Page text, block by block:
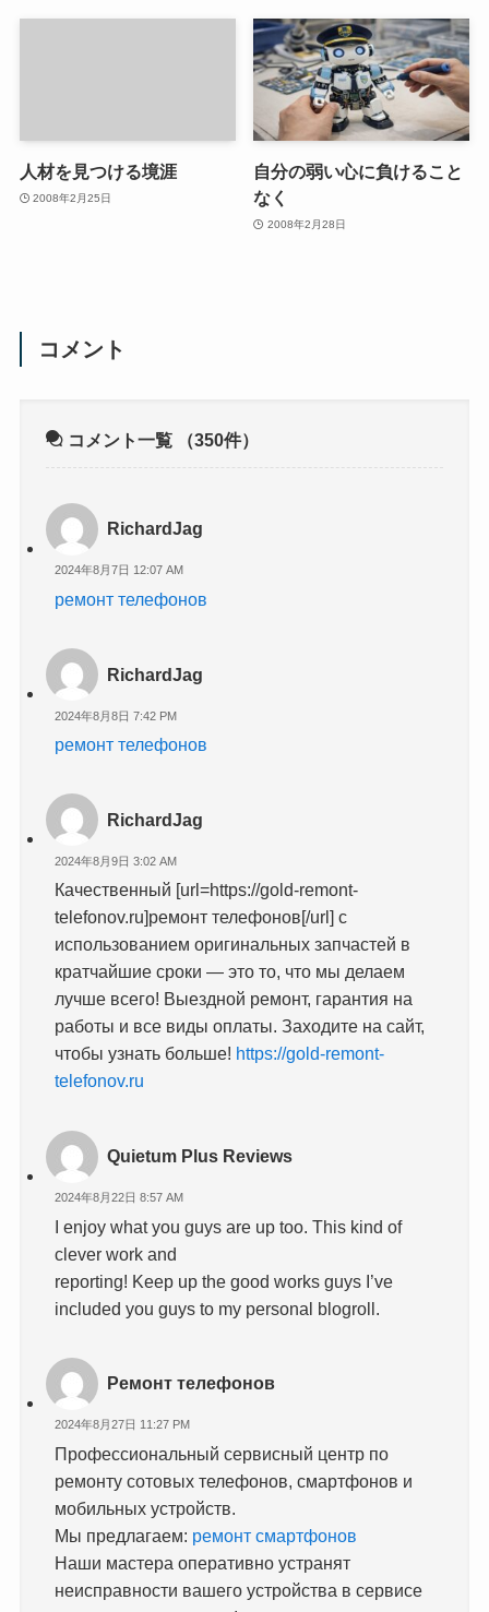
人材を見つける境涯
2008年2月25日
自分の弱い心に負けること
なく
2008年2月28日
コメント
コメント一覧 （350件）
RichardJag
2024年8月7日 12:07 AM
ремонт телефонов
RichardJag
2024年8月8日 7:42 PM
ремонт телефонов
RichardJag
2024年8月9日 3:02 AM
Качественный [url=https://gold-remont-
telefonov.ru]ремонт телефонов[/url] с
использованием оригинальных запчастей в
кратчайшие сроки — это то, что мы делаем
лучше всего! Выездной ремонт, гарантия на
работы и все виды оплаты. Заходите на сайт,
чтобы узнать больше! https://gold-remont-
telefonov.ru
Quietum Plus Reviews
2024年8月22日 8:57 AM
I enjoy what you guys are up too. This kind of
clever work and
reporting! Keep up the good works guys I’ve
included you guys to my personal blogroll.
Ремонт телефонов
2024年8月27日 11:27 PM
Профессиональный сервисный центр по
ремонту сотовых телефонов, смартфонов и
мобильных устройств.
Мы предлагаем: ремонт смартфонов
Наши мастера оперативно устранят
неисправности вашего устройства в сервисе